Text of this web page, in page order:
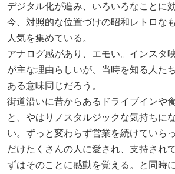
デジタル化が進み、いろいろなことに
今、対照的な位置づけの昭和レトロな
人気を集めている。
アナログ感があり、エモい。インスタ
が主な理由らしいが、当時を知る人た
ある意味同じだろう。
街道沿いに昔からあるドライブインや
と、やはりノスタルジックな気持ちに
い。ずっと変わらず営業を続けていら
だけたくさんの人に愛され、支持され
ずはそのことに感動を覚える。と同時